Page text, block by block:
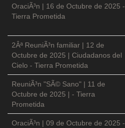
OraciÃ³n | 16 de Octubre de 2025 -
Tierra Prometida
2Âª ReuniÃ³n familiar | 12 de
Octubre de 2025 | Ciudadanos del
Cielo - Tierra Prometida
ReuniÃ³n "SÃ© Sano" | 11 de
Octubre de 2025 | - Tierra
Prometida
OraciÃ³n | 09 de Octubre de 2025 -